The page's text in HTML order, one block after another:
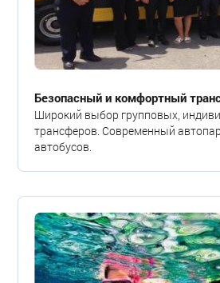
Безопасный и комфортный
Широкий выбор групповых,
трансферов. Современный
автобусов.